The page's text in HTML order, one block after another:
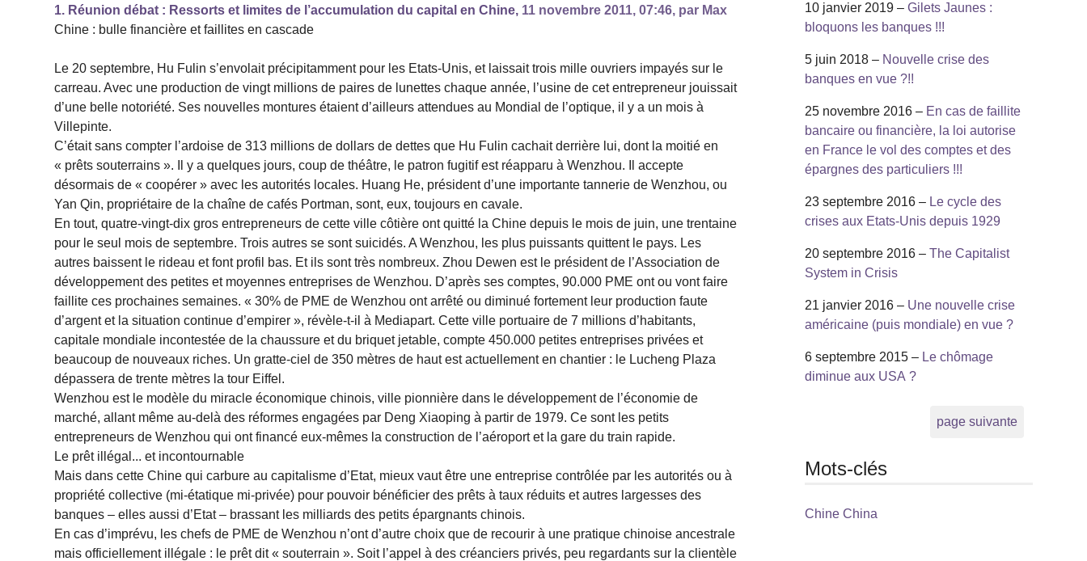
1. Réunion débat : Ressorts et limites de l’accumulation du capital en Chine, 11 novembre 2011, 07:46, par Max
Chine : bulle financière et faillites en cascade
Le 20 septembre, Hu Fulin s’envolait précipitamment pour les Etats-Unis, et laissait trois mille ouvriers impayés sur le
carreau. Avec une production de vingt millions de paires de lunettes chaque année, l’usine de cet entrepreneur jouissait
d’une belle notoriété. Ses nouvelles montures étaient d’ailleurs attendues au Mondial de l’optique, il y a un mois à
Villepinte.
C’était sans compter l’ardoise de 313 millions de dollars de dettes que Hu Fulin cachait derrière lui, dont la moitié en
« prêts souterrains ». Il y a quelques jours, coup de théâtre, le patron fugitif est réapparu à Wenzhou. Il accepte
désormais de « coopérer » avec les autorités locales. Huang He, président d’une importante tannerie de Wenzhou, ou
Yan Qin, propriétaire de la chaîne de cafés Portman, sont, eux, toujours en cavale.
En tout, quatre-vingt-dix gros entrepreneurs de cette ville côtière ont quitté la Chine depuis le mois de juin, une trentaine
pour le seul mois de septembre. Trois autres se sont suicidés. A Wenzhou, les plus puissants quittent le pays. Les
autres baissent le rideau et font profil bas. Et ils sont très nombreux. Zhou Dewen est le président de l’Association de
développement des petites et moyennes entreprises de Wenzhou. D’après ses comptes, 90.000 PME ont ou vont faire
faillite ces prochaines semaines. « 30% de PME de Wenzhou ont arrêté ou diminué fortement leur production faute
d’argent et la situation continue d’empirer », révèle-t-il à Mediapart. Cette ville portuaire de 7 millions d’habitants,
capitale mondiale incontestée de la chaussure et du briquet jetable, compte 450.000 petites entreprises privées et
beaucoup de nouveaux riches. Un gratte-ciel de 350 mètres de haut est actuellement en chantier : le Lucheng Plaza
dépassera de trente mètres la tour Eiffel.
Wenzhou est le modèle du miracle économique chinois, ville pionnière dans le développement de l’économie de
marché, allant même au-delà des réformes engagées par Deng Xiaoping à partir de 1979. Ce sont les petits
entrepreneurs de Wenzhou qui ont financé eux-mêmes la construction de l’aéroport et la gare du train rapide.
Le prêt illégal... et incontournable
Mais dans cette Chine qui carbure au capitalisme d’Etat, mieux vaut être une entreprise contrôlée par les autorités ou à
propriété collective (mi-étatique mi-privée) pour pouvoir bénéficier des prêts à taux réduits et autres largesses des
banques – elles aussi d’Etat – brassant les milliards des petits épargnants chinois.
En cas d’imprévu, les chefs de PME de Wenzhou n’ont d’autre choix que de recourir à une pratique chinoise ancestrale
mais officiellement illégale : le prêt dit « souterrain ». Soit l’appel à des créanciers privés, peu regardants sur la clientèle
10 janvier 2019 – Gilets Jaunes :
bloquons les banques !!!
5 juin 2018 – Nouvelle crise des
banques en vue ?!!
25 novembre 2016 – En cas de faillite
bancaire ou financière, la loi autorise
en France le vol des comptes et des
épargnes des particuliers !!!
23 septembre 2016 – Le cycle des
crises aux Etats-Unis depuis 1929
20 septembre 2016 – The Capitalist
System in Crisis
21 janvier 2016 – Une nouvelle crise
américaine (puis mondiale) en vue ?
6 septembre 2015 – Le chômage
diminue aux USA ?
page suivante
Mots-clés
Chine China